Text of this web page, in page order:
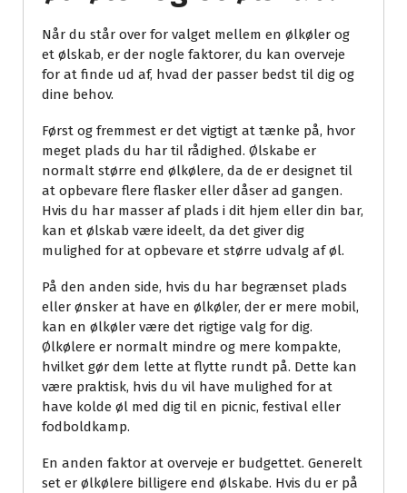
Når du står over for valget mellem en ølkøler og
et ølskab, er der nogle faktorer, du kan overveje
for at finde ud af, hvad der passer bedst til dig og
dine behov.
Først og fremmest er det vigtigt at tænke på, hvor
meget plads du har til rådighed. Ølskabe er
normalt større end ølkølere, da de er designet til
at opbevare flere flasker eller dåser ad gangen.
Hvis du har masser af plads i dit hjem eller din bar,
kan et ølskab være ideelt, da det giver dig
mulighed for at opbevare et større udvalg af øl.
På den anden side, hvis du har begrænset plads
eller ønsker at have en ølkøler, der er mere mobil,
kan en ølkøler være det rigtige valg for dig.
Ølkølere er normalt mindre og mere kompakte,
hvilket gør dem lette at flytte rundt på. Dette kan
være praktisk, hvis du vil have mulighed for at
have kolde øl med dig til en picnic, festival eller
fodboldkamp.
En anden faktor at overveje er budgettet. Generelt
set er ølkølere billigere end ølskabe. Hvis du er på